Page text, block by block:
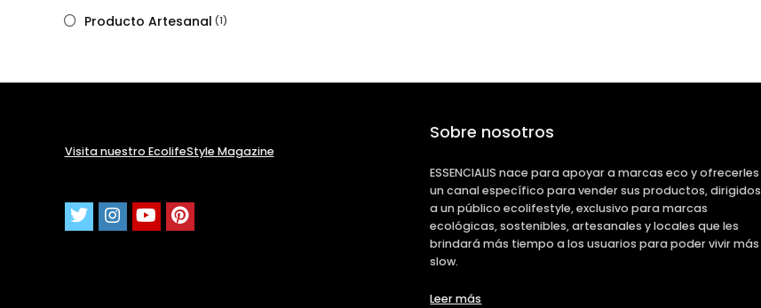
Producto Artesanal (1)
Visita nuestro EcolifeStyle Magazine
Sobre nosotros
ESSENCIALIS nace para apoyar a marcas eco y ofrecerles
un canal específico para vender sus productos, dirigidos
a un público ecolifestyle, exclusivo para marcas
ecológicas, sostenibles, artesanales y locales que les
brindará más tiempo a los usuarios para poder vivir más
slow.
Leer más